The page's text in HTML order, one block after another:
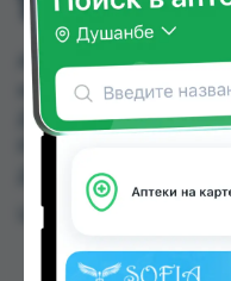
АРГАНОВОЕ МАСЛО
заказать в
Дорухона, КВД
Душанбе и других
Цена: от14.00 TJS